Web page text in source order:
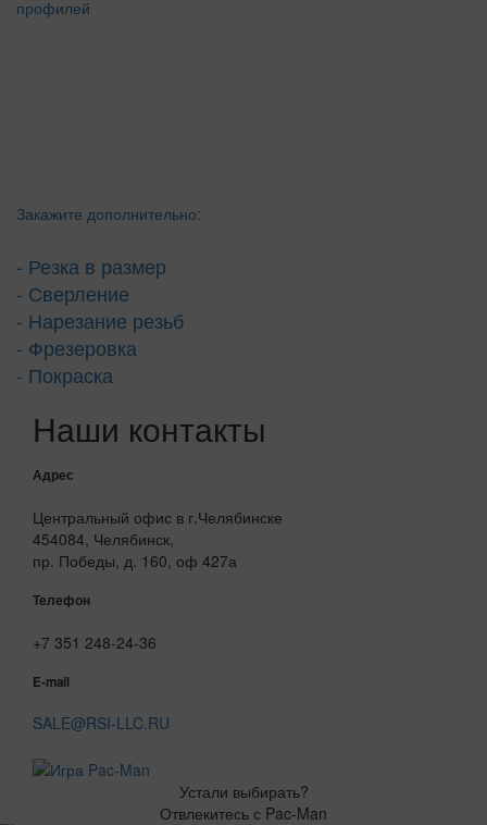
Закажите дополнительно:
- Резка в размер
- Сверление
- Нарезание резьб
- Фрезеровка
- Покраска
Наши контакты
Адрес
Центральный офис в г.Челябинске
454084, Челябинск,
пр. Победы, д. 160, оф 427а
Телефон
+7 351 248-24-36
E-mail
SALE@RSI-LLC.RU
Устали выбирать?
Отвлекитесь с Pac-Man